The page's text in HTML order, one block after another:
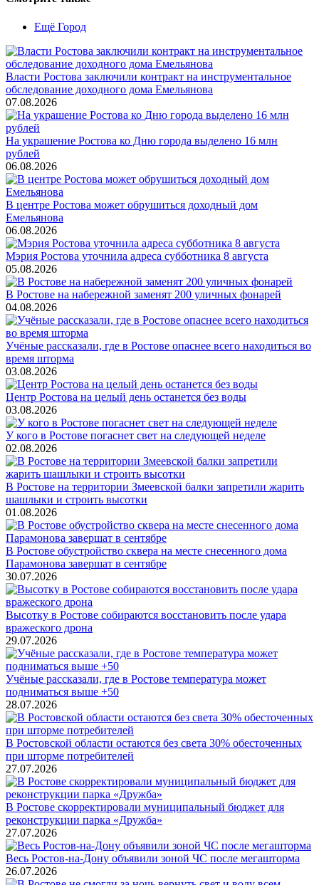
Ещё Город
Власти Ростова заключили контракт на инструментальное
обследование доходного дома Емельянова
07.08.2026
На украшение Ростова ко Дню города выделено 16 млн
рублей
06.08.2026
В центре Ростова может обрушиться доходный дом
Емельянова
06.08.2026
Мэрия Ростова уточнила адреса субботника 8 августа
05.08.2026
В Ростове на набережной заменят 200 уличных фонарей
04.08.2026
Учёные рассказали, где в Ростове опаснее всего находиться во
время шторма
03.08.2026
Центр Ростова на целый день останется без воды
03.08.2026
У кого в Ростове погаснет свет на следующей неделе
02.08.2026
В Ростове на территории Змеевской балки запретили жарить
шашлыки и строить высотки
01.08.2026
В Ростове обустройство сквера на месте снесенного дома
Парамонова завершат в сентябре
30.07.2026
Высотку в Ростове собираются восстановить после удара
вражеского дрона
29.07.2026
Учёные рассказали, где в Ростове температура может
подниматься выше +50
28.07.2026
В Ростовской области остаются без света 30% обесточенных
при шторме потребителей
27.07.2026
В Ростове скорректировали муниципальный бюджет для
реконструкции парка «Дружба»
27.07.2026
Весь Ростов-на-Дону объявили зоной ЧС после мегашторма
26.07.2026